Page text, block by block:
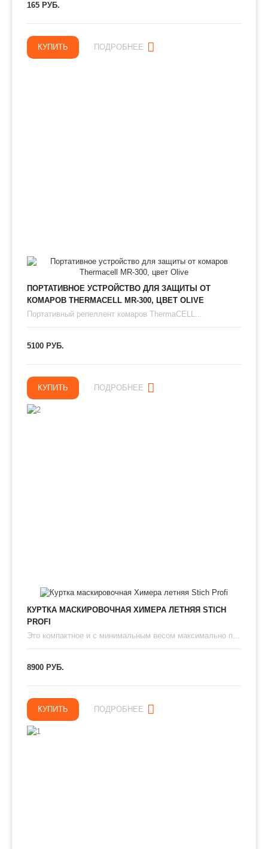
165 РУБ.
КУПИТЬ ПОДРОБНЕЕ
ПОРТАТИВНОЕ УСТРОЙСТВО ДЛЯ ЗАЩИТЫ ОТ
КОМАРОВ THERMAСЕLL MR-300, ЦВЕТ OLIVE
Портативный репеллент комаров ThermaCELL...
5100 РУБ.
КУПИТЬ ПОДРОБНЕЕ
КУРТКА МАСКИРОВОЧНАЯ ХИМЕРА ЛЕТНЯЯ STICH
PROFI
Это компактное и с минимальным весом максимально п...
8900 РУБ.
КУПИТЬ ПОДРОБНЕЕ